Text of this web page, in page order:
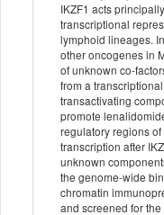
IKZF1 acts
transcriptional
lymphoid lineages.
other oncogenes in
of unknown
from a
transactivating
promote
regulatory regions
transcription after
unknown
the genome‐wide
chromatin
and screened for